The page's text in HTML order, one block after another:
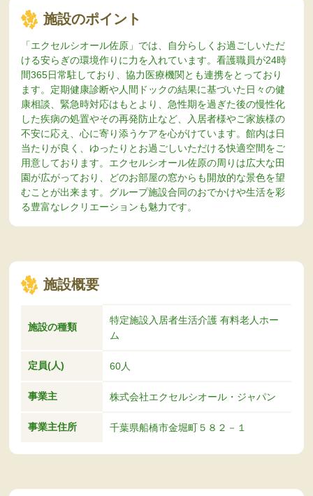
施設のポイント
「エクセルシオール佐原」では、自分らしくお過ごしいただ
ける安らぎの環境作りに力を入れています。看護職員が24時
間365日常駐しており、協力医療機関とも連携をとっており
ます。定期健康診断や人間ドックの結果に基づいた日々の健
康相談、緊急時対応はもとより、急性期を過ぎた後の慢性化
した疾病の処置やその再発防止など、入居者様やご家族様の
不安に応え、心に寄り添うケアを心がけています。館内は日
当たりが良く、ゆったりとお過ごしいただける快適空間をご
用意しております。エクセルシオール佐原の周りは広大な田
園が広がっており、どのお部屋の窓からも開放的な景色を望
むことが出来ます。グループ施設合同のおでかけや生活を彩
る豊富なレクリエーションも魅力です。
施設概要
施設の種類
特定施設入居者生活介護 有料老人ホー
ム
定員(人) 60人
事業主 株式会社エクセルシオール・ジャパン
事業主住所 千葉県船橋市金堀町５８２－１